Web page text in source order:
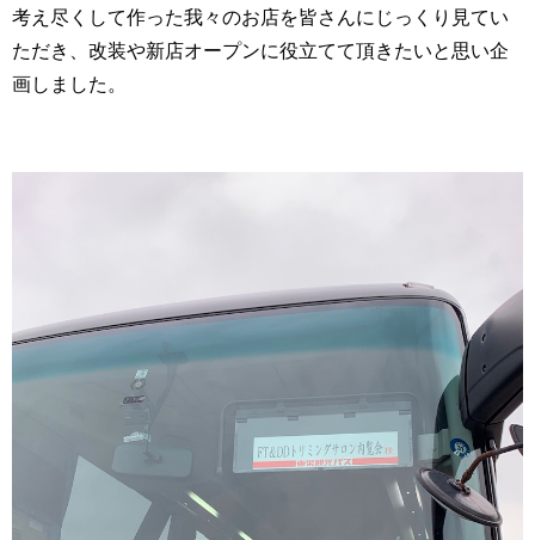
考え尽くして作った我々のお店を皆さんにじっくり見てい
ただき、改装や新店オープンに役立てて頂きたいと思い企
画しました。